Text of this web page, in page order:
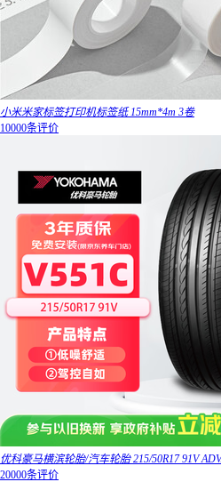
小米米家标签打印机标签纸 15mm*4m 3卷
10000条评价
优科豪马横滨轮胎/汽车轮胎 215/50R17 91V
20000条评价